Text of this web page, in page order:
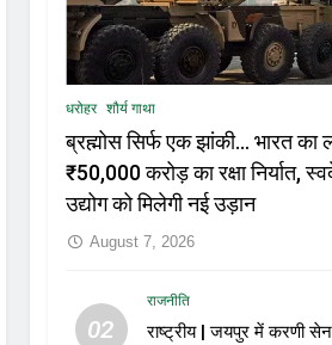
धरोहर शौर्य गाथा
ब्रह्मोस सिर्फ एक झांकी… भारत का
₹50,000 करोड़ का रक्षा निर्यात,
उद्योग को मिलेगी नई उड़ान
August 7, 2026
02
राजनीति
राष्ट्रीय | जयपुर में करणी